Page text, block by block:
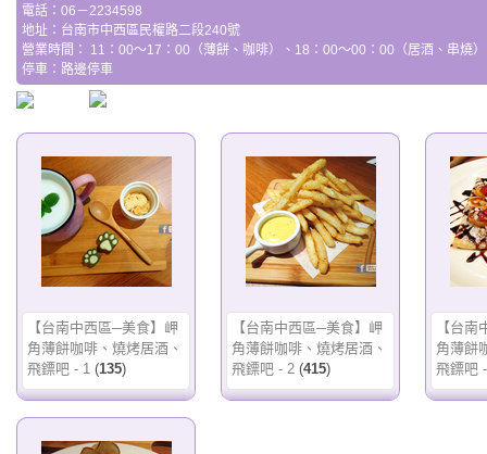
電話：06－2234598
地址：台南市中西區民權路二段240號
營業時間： 11：00～17：00（薄餅、咖啡）、18：00～00：00（居酒、串燒
停車：路邊停車
【台南中西區─美食】岬
角薄餅咖啡、燒烤居酒、
飛鏢吧 - 1 (135)
【台南中西區─美食】岬
角薄餅咖啡、燒烤居酒、
飛鏢吧 - 2 (415)
【台
角薄餅
飛鏢吧